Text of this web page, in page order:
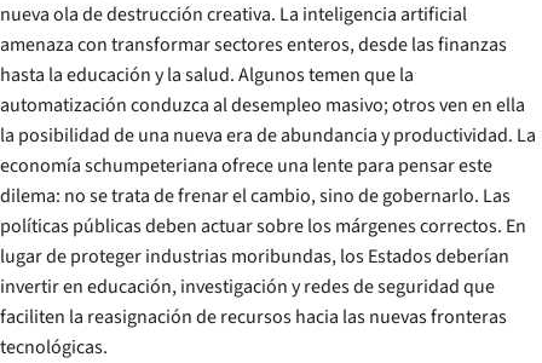
nueva ola de destrucción creativa. La inteligencia artificial
amenaza con transformar sectores enteros, desde las finanzas
hasta la educación y la salud. Algunos temen que la
automatización conduzca al desempleo masivo; otros ven en ella
la posibilidad de una nueva era de abundancia y productividad. La
economía schumpeteriana ofrece una lente para pensar este
dilema: no se trata de frenar el cambio, sino de gobernarlo. Las
políticas públicas deben actuar sobre los márgenes correctos. En
lugar de proteger industrias moribundas, los Estados deberían
invertir en educación, investigación y redes de seguridad que
faciliten la reasignación de recursos hacia las nuevas fronteras
tecnológicas.